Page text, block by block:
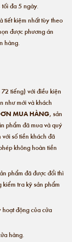
đa 5 ngày.
tiết kiệm nhất tùy theo
được phương án
hàng.
tiếng) với điều kiện
như mới và khách
MUA HÀNG, sản
phẩm đã mua và quý
số tiền khách đã
không hoàn tiền
phẩm đã được đổi thì
tra kỹ sản phẩm
động của cửa
hàng.